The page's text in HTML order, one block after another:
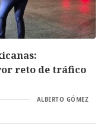
reto de tráfico
ALBERTO GÓMEZ